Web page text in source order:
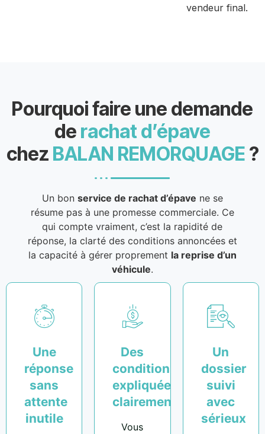
vendeur final.
Pourquoi faire une demande
de rachat d’épave
chez BALAN REMORQUAGE ?
Un bon service de rachat d’épave ne se
résume pas à une promesse commerciale. Ce
qui compte vraiment, c’est la rapidité de
réponse, la clarté des conditions annoncées et
la capacité à gérer proprement la reprise d’un
véhicule.
Une
réponse
sans
attente
inutile
Des
conditions
expliquées
clairement
Vous
Un
dossier
suivi
avec
sérieux